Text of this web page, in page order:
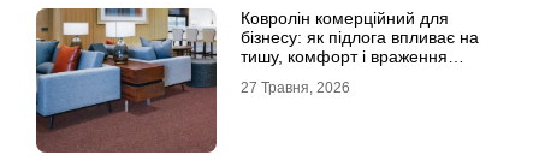
Ковролін комерційний для
бізнесу: як підлога впливає на
тишу, комфорт і враження
27 Травня, 2026